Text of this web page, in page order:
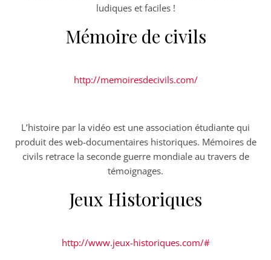
ludiques et faciles !
Mémoire de civils
http://memoiresdecivils.com/
L’histoire par la vidéo est une association étudiante qui
produit des web-documentaires historiques. Mémoires de
civils retrace la seconde guerre mondiale au travers de
témoignages.
Jeux Historiques
http://www.jeux-historiques.com/#